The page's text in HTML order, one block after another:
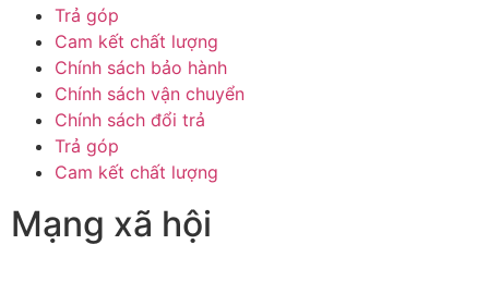
Trả góp
Cam kết chất lượng
Chính sách bảo hành
Chính sách vận chuyển
Chính sách đổi trả
Trả góp
Cam kết chất lượng
Mạng xã hội